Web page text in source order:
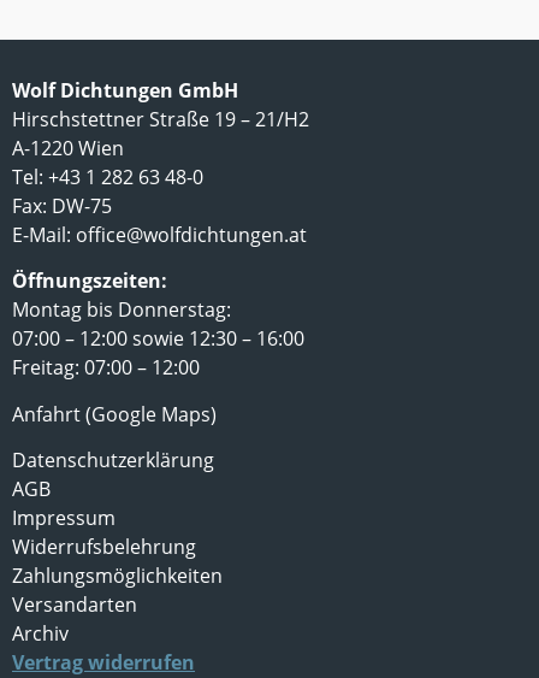
Wolf Dichtungen GmbH
Hirschstettner Straße 19 – 21/H2
A-1220 Wien
Tel: +43 1 282 63 48-0
Fax: DW-75
E-Mail: office@wolfdichtungen.at
Öffnungszeiten:
Montag bis Donnerstag:
07:00 – 12:00 sowie 12:30 – 16:00
Freitag: 07:00 – 12:00
Anfahrt (Google Maps)
Datenschutzerklärung
AGB
Impressum
Widerrufsbelehrung
Zahlungsmöglichkeiten
Versandarten
Archiv
Vertrag widerrufen